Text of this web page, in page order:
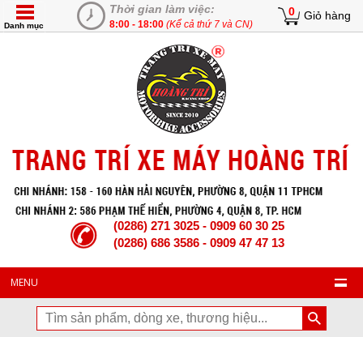
Thời gian làm việc:
8:00 - 18:00 (Kể cả thứ 7 và CN)
0 Giỏ hàng
Danh mục
(0286) 271 3025 - 0909 60 30 25
(0286) 686 3586 - 0909 47 47 13
MENU